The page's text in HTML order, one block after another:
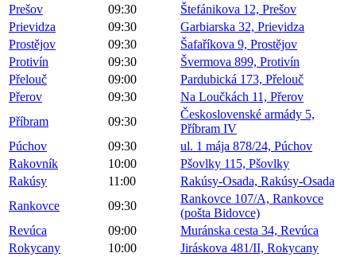
Prešov
09:30
Štefánikova 12, Prešov
Prievidza
09:30
Garbiarska 32, Prievidza
Prostějov
09:30
Šafaříkova 9, Prostějov
Protivín
09:30
Švermova 899, Protivín
Přelouč
09:00
Pardubická 173, Přelouč
Přerov
09:30
Na Loučkách 11, Přerov
Příbram
09:30
Československé armády 5,
Příbram IV
Púchov
09:30
ul. 1 mája 878/24, Púchov
Rakovník
10:00
Pšovlky 115, Pšovlky
Rakúsy
11:00
Rakúsy-Osada, Rakúsy-Osada
Rankovce
09:30
Rankovce 107/A, Rankovce
(pošta Bidovce)
Revúca
09:00
Muránska cesta 34, Revúca
Rokycany
10:00
Jiráskova 481/II, Rokycany